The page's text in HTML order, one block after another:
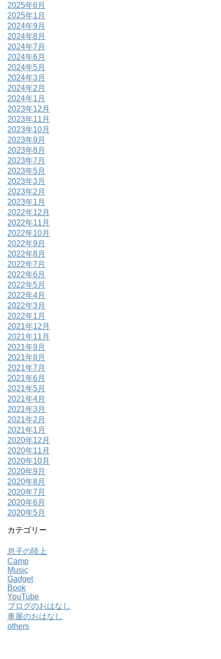
2025年6月
2025年1月
2024年9月
2024年8月
2024年7月
2024年6月
2024年5月
2024年3月
2024年2月
2024年1月
2023年12月
2023年11月
2023年10月
2023年9月
2023年8月
2023年7月
2023年5月
2023年3月
2023年2月
2023年1月
2022年12月
2022年11月
2022年10月
2022年9月
2022年8月
2022年7月
2022年6月
2022年5月
2022年4月
2022年3月
2022年1月
2021年12月
2021年11月
2021年9月
2021年8月
2021年7月
2021年6月
2021年5月
2021年4月
2021年3月
2021年2月
2021年1月
2020年12月
2020年11月
2020年10月
2020年9月
2020年8月
2020年7月
2020年6月
2020年5月
カテゴリー
息子の陸上
Camp
Music
Gadget
Book
YouTube
ブログのおはなし
車屋のおはなし
others